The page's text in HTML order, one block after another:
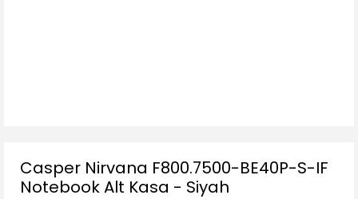
Casper Nirvana F800.7500-BE40P-S-IF
Notebook Alt Kasa - Siyah